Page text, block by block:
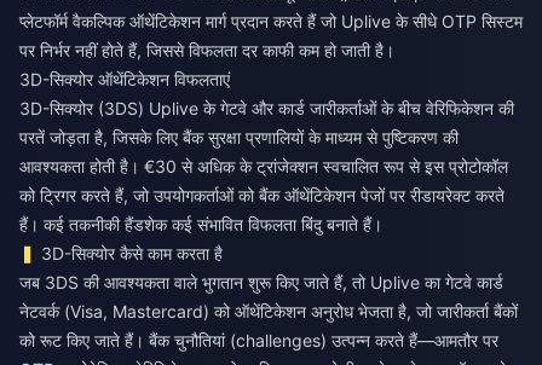
प्लेटफॉर्म वैकल्पिक ऑथेंटिकेशन मार्ग प्रदान करते हैं जो Uplive के सीधे OTP सिस्टम
पर निर्भर नहीं होते हैं, जिससे विफलता दर काफी कम हो जाती है।
3D-सिक्योर ऑथेंटिकेशन विफलताएं
3D-सिक्योर (3DS) Uplive के गेटवे और कार्ड जारीकर्ताओं के बीच वेरिफिकेशन की
परतें जोड़ता है, जिसके लिए बैंक सुरक्षा प्रणालियों के माध्यम से पुष्टिकरण की
आवश्यकता होती है। €30 से अधिक के ट्रांजेक्शन स्वचालित रूप से इस प्रोटोकॉल
को ट्रिगर करते हैं, जो उपयोगकर्ताओं को बैंक ऑथेंटिकेशन पेजों पर रीडायरेक्ट करते
हैं। कई तकनीकी हैंडशेक कई संभावित विफलता बिंदु बनाते हैं।
3D-सिक्योर कैसे काम करता है
जब 3DS की आवश्यकता वाले भुगतान शुरू किए जाते हैं, तो Uplive का गेटवे कार्ड
नेटवर्क (Visa, Mastercard) को ऑथेंटिकेशन अनुरोध भेजता है, जो जारीकर्ता बैंकों
को रूट किए जाते हैं। बैंक चुनौतियां (challenges) उत्पन्न करते हैं—आमतौर पर